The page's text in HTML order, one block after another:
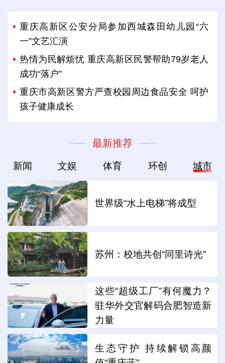
重庆高新区公安分局参加西城森田幼儿园“六
一”文艺汇演
热情为民解烦忧 重庆高新区民警帮助79岁老人
成功“落户”
重庆市高新区警方严查校园周边食品安全 呵护
孩子健康成长
最新推荐
新闻 文娱 体育 环创 城市
世界级“水上电梯”将成型
苏州：校地共创“同里诗光”
这些“超级工厂”有何魔力？
驻华外交官解码合肥智造新
力量
生态守护 持续解锁高颜